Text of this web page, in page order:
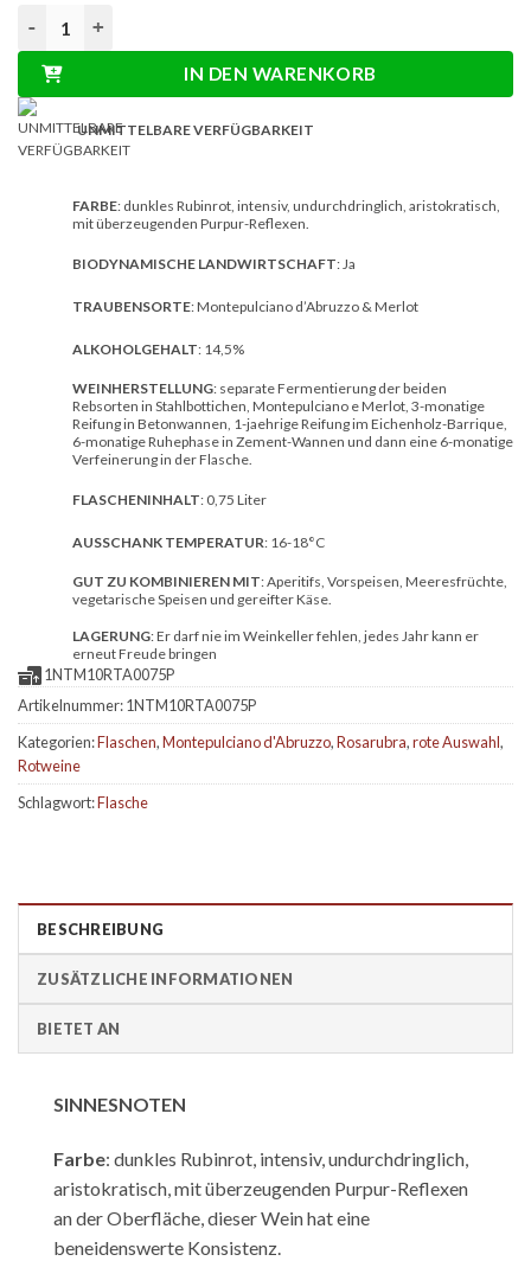
Kundenbewertung
33,00€27,90€.
Intimo IGT Colline Pescaresi 0,75L Rotwein Menge
IN DEN WARENKORB
UNMITTELBARE VERFÜGBARKEIT
FARBE: dunkles Rubinrot, intensiv, undurchdringlich, aristokratisch,
mit überzeugenden Purpur-Reflexen.
BIODYNAMISCHE LANDWIRTSCHAFT: Ja
TRAUBENSORTE: Montepulciano d’Abruzzo & Merlot
ALKOHOLGEHALT: 14,5%
WEINHERSTELLUNG: separate Fermentierung der beiden
Rebsorten in Stahlbottichen, Montepulciano e Merlot, 3-monatige
Reifung in Betonwannen, 1-jaehrige Reifung im Eichenholz-Barrique,
6-monatige Ruhephase in Zement-Wannen und dann eine 6-monatige
Verfeinerung in der Flasche.
FLASCHENINHALT: 0,75 Liter
AUSSCHANK TEMPERATUR: 16-18°C
GUT ZU KOMBINIEREN MIT: Aperitifs, Vorspeisen, Meeresfrüchte,
vegetarische Speisen und gereifter Käse.
LAGERUNG: Er darf nie im Weinkeller fehlen, jedes Jahr kann er
erneut Freude bringen
1NTM10RTA0075P
Artikelnummer:1NTM10RTA0075P
Kategorien:Flaschen,Montepulciano d'Abruzzo,Rosarubra,rote Auswahl,
Rotweine
Schlagwort:Flasche
BESCHREIBUNG
ZUSÄTZLICHE INFORMATIONEN
BIETET AN
SINNESNOTEN
Farbe: dunkles Rubinrot, intensiv, undurchdringlich,
aristokratisch, mit überzeugenden Purpur-Reflexen
an der Oberfläche, dieser Wein hat eine
beneidenswerte Konsistenz.